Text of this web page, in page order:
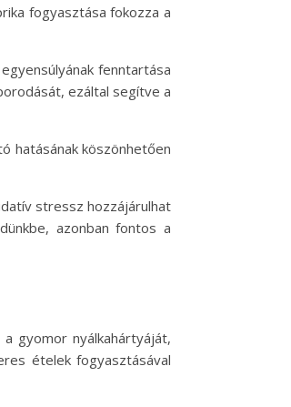
fogyasztása fokozza a
fenntartása
ezáltal segítve a
hatásának köszönhetően
stressz hozzájárulhat
azonban fontos a
gyomor nyálkahártyáját,
ételek fogyasztásával